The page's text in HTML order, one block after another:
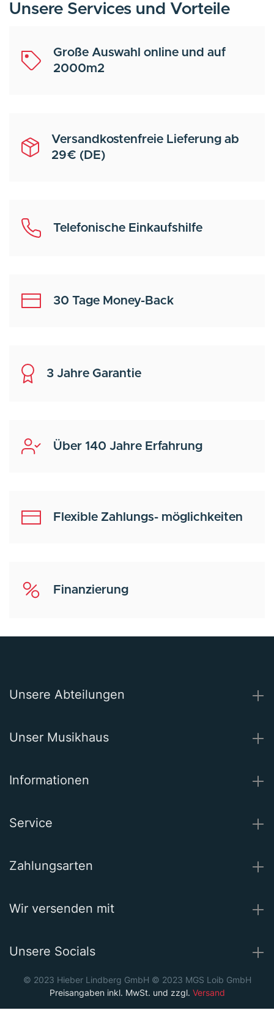
Unsere Services und Vorteile
Große Auswahl online und auf
2000m2
Versandkostenfreie Lieferung ab
29€ (DE)
Telefonische Einkaufshilfe
30 Tage Money-Back
3 Jahre Garantie
Über 140 Jahre Erfahrung
Flexible Zahlungs- möglichkeiten
Finanzierung
Unsere Abteilungen
Unser Musikhaus
Informationen
Service
Zahlungsarten
Wir versenden mit
Unsere Socials
© 2023 Hieber Lindberg GmbH © 2023 MGS Loib GmbH
Preisangaben inkl. MwSt. und zzgl. Versand